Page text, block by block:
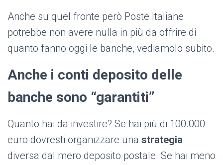
Anche su quel fronte però Poste Italiane
potrebbe non avere nulla in più da offrire di
quanto fanno oggi le banche, vediamolo subito.
Anche i conti deposito delle
banche sono “garantiti”
Quanto hai da investire? Se hai più di 100.000
euro dovresti organizzare una strategia
diversa dal mero deposito postale. Se hai meno